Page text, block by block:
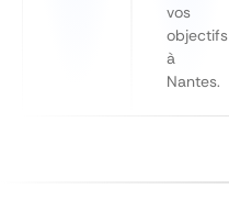
vos
objectifs
à
Nantes.